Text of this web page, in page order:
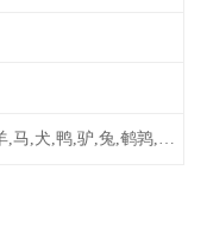
骡,鸡,蜂,鹅,猪,羊,马,犬,鸭,驴,兔,鹌鹑,牛,鸽